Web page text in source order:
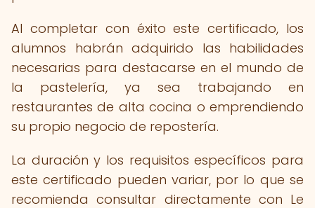
Al completar con éxito este certificado, los
alumnos habrán adquirido las habilidades
necesarias para destacarse en el mundo de
la pastelería, ya sea trabajando en
restaurantes de alta cocina o emprendiendo
su propio negocio de repostería.
La duración y los requisitos específicos para
este certificado pueden variar, por lo que se
recomienda consultar directamente con Le